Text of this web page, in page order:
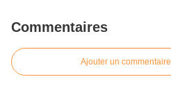
Commentaires
Ajouter un commentaire